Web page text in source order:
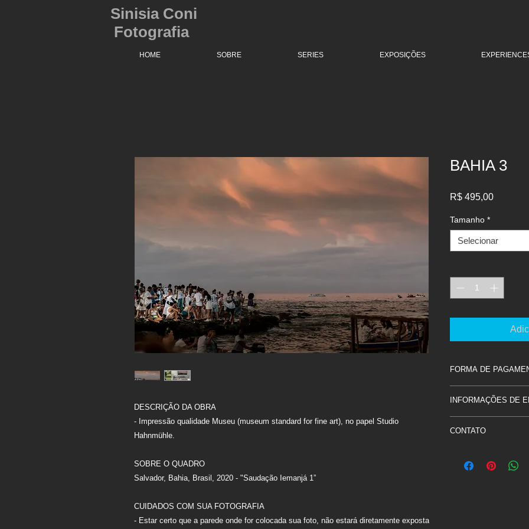
Sinisia Coni
Fotografia
HOME SOBRE SERIES EXPOSIÇÕES
DESCRIÇÃO DA OBRA
- Impressão qualidade Museu (museum standard for fine art), no papel Studio
Hahnmühle.
SOBRE O QUADRO
Salvador, Bahia, Brasil, 2020 - "Saudação Iemanjá 1”
CUIDADOS COM SUA FOTOGRAFIA
- Estar certo que a parede onde for colocada sua foto, não estará diretamente exposta
BAHIA 3
R$ 495,00Preço
Tamanho *
Selecionar
FORMA DE
Entrar em contato
email:
Cel: +55 71 99161
INFORMAÇÕES DE
Entrega fora de
CONTATO